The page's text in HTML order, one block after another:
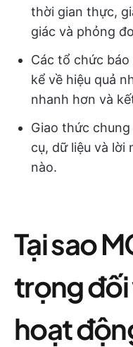
thời gian thực,
giác và phỏng
Các tổ chức
kể về hiệu quả
nhanh hơn và
Giao thức
cụ, dữ liệu và lời
nào.
Tại sao
trọng đối
hoạt